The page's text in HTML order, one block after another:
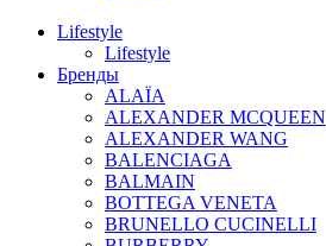
Lifestyle
Lifestyle
Бренды
ALAÏA
ALEXANDER MCQUEEN
ALEXANDER WANG
BALENCIAGA
BALMAIN
BOTTEGA VENETA
BRUNELLO CUCINELLI